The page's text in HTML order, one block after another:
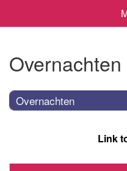
Overnachten
Overnachten
Link